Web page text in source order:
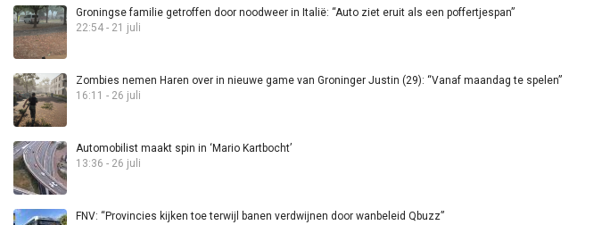
Groningse familie getroffen door noodweer in Italië: “Auto ziet eruit als een poffertjespan”
22:54 - 21 juli
Zombies nemen Haren over in nieuwe game van Groninger Justin (29): “Vanaf maandag te spelen”
16:11 - 26 juli
Automobilist maakt spin in ‘Mario Kartbocht’
13:36 - 26 juli
FNV: “Provincies kijken toe terwijl banen verdwijnen door wanbeleid Qbuzz”